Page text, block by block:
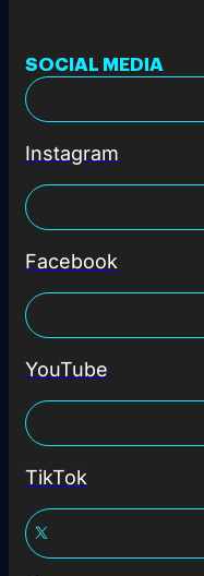
SOCIAL MEDIA
Instagram
Facebook
YouTube
TikTok